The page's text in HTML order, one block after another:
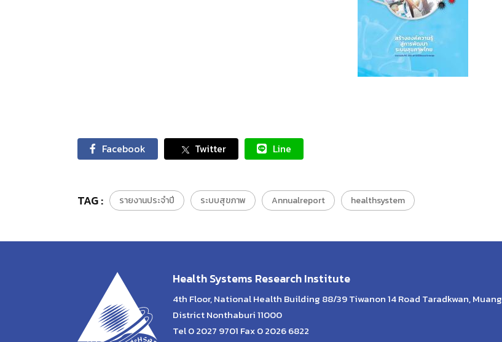
Facebook Twitter Line
TAG : รายงานประจำปี ระบบสุขภาพ Annualreport healthsystem
Health Systems Research Institute
4th Floor, National Health Building 88/39 Tiwanon 14 Road Taradkwan, Muang
District Nonthaburi 11000
Tel 0 2027 9701 Fax 0 2026 6822